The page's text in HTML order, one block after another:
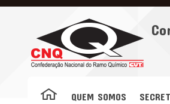
QUEM SOMOS